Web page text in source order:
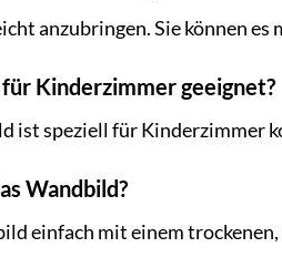
anzubringen. Sie können
Kinderzimmer geeignet?
ist speziell für Kinderzimmer
Wandbild?
einfach mit einem